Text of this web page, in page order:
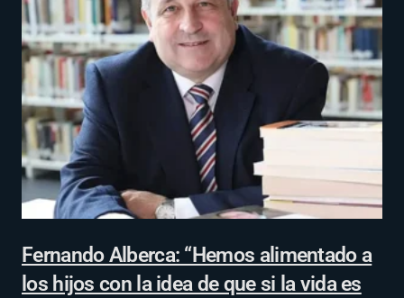
Fernando Alberca: “Hemos alimentado a
los hijos con la idea de que si la vida es